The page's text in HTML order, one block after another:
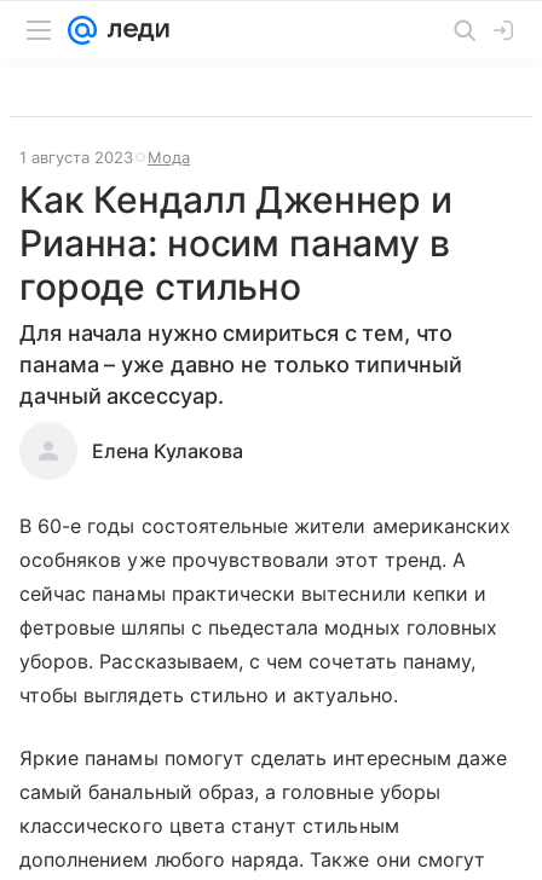
1 августа 2023 Мода
Как Кендалл Дженнер и
Рианна: носим панаму в
городе стильно
Для начала нужно смириться с тем, что
панама – уже давно не только типичный
дачный аксессуар.
Елена Кулакова
В 60-е годы состоятельные жители американских
особняков уже прочувствовали этот тренд. А
сейчас панамы практически вытеснили кепки и
фетровые шляпы с пьедестала модных головных
уборов. Рассказываем, с чем сочетать панаму,
чтобы выглядеть стильно и актуально.
Яркие панамы помогут сделать интересным даже
самый банальный образ, а головные уборы
классического цвета станут стильным
дополнением любого наряда. Также они смогут